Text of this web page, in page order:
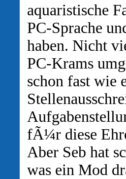
aquaristische
PC-Sprache
haben. Nicht
PC-Krams
schon fast wie
fÃ¼r diese
Aber Seb hat
was ein Mod